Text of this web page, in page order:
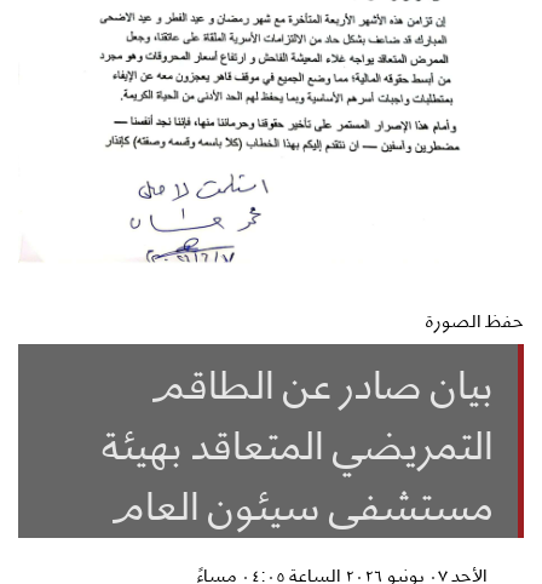
حفظ الصورة
بيان صادر عن الطاقم
التمريضي المتعاقد بهيئة
مستشفى سيئون العام
الأحد ٠٧ يونيو ٢٠٢٦ الساعة ٠٤:٠٥ مساءً